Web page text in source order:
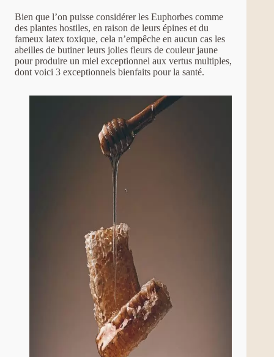
Bien que l’on puisse considérer les Euphorbes comme
des plantes hostiles, en raison de leurs épines et du
fameux latex toxique, cela n’empêche en aucun cas les
abeilles de butiner leurs jolies fleurs de couleur jaune
pour produire un miel exceptionnel aux vertus multiples,
dont voici 3 exceptionnels bienfaits pour la santé.